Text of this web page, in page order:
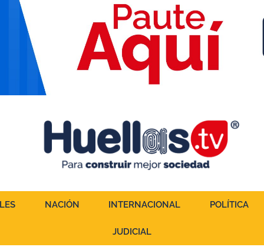
NACIÓN INTERNACIONAL POLÍTICA
JUDICIAL